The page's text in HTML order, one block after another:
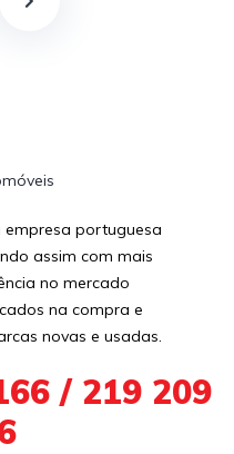
empresa portuguesa
assim com mais
no mercado
na compra e
novas e usadas.
/ 219 209